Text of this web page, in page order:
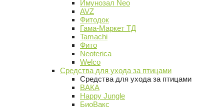
Имунозал Neo
AVZ
Фитодок
Гама-Маркет ТД
Tamachi
Фито
Neoterica
Welco
Средства для ухода за птицами
Средства для ухода за птицами
ВАКА
Happy Jungle
БиоВакс